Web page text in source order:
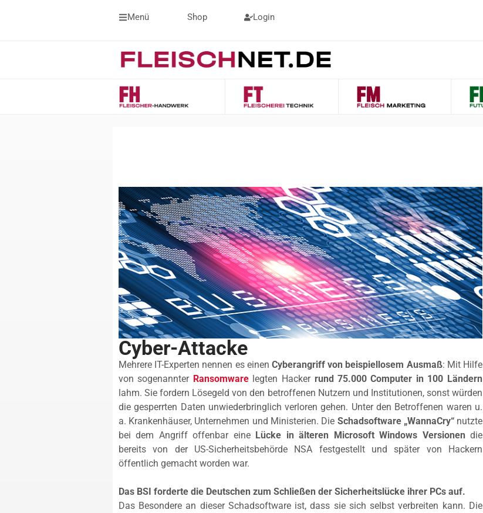
Menü Shop Login
Cyber-Attacke
Mehrere IT-Experten nennen es einen Cyberangriff von beispiellosem Ausmaß: Mit Hilfe
von sogenannter Ransomware legten Hacker rund 75.000 Computer in 100 Ländern
lahm. Sie fordern Lösegeld von den betroffenen Nutzern und Institutionen, sonst würden
die gesperrten Daten unwiederbringlich verloren gehen. Unter den Betroffenen waren u.
a. Krankenhäuser, Unternehmen und Ministerien. Die Schadsoftware „WannaCry“nutzte
bei dem Angriff offenbar eine Lücke in älteren Microsoft Windows Versionen die
bereits von der US-Sicherheitsbehörde NSA festgestellt und später von Hackern
öffentlich gemacht worden war.
Das BSI forderte die Deutschen zum Schließen der Sicherheitslücke ihrer PCs auf.
Das Besondere an dieser Schadsoftware ist, dass sie sich selbst verbreiten kann. Die